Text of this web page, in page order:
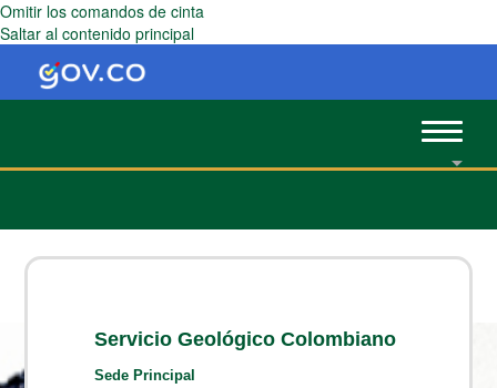
Omitir los comandos de cinta
Saltar al contenido principal
Toggle
Servicio Geológico Colombiano
Sede Principal